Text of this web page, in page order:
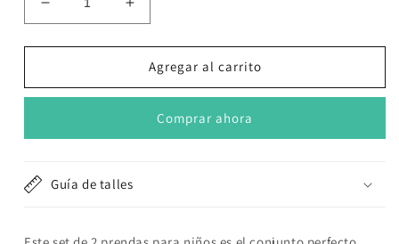
Reducir
cantidad
para
de
&quot;Frutillita&quot;:
Aumentar
cantidad
para
Set
de
piezas
&quot;Frutillita&quot;:
y
Agregar al carrito
Comprar ahora
Guía de talles